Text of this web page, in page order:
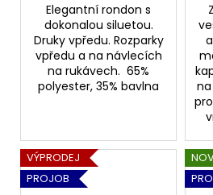
Elegantní rondon s
dokonalou siluetou.
Druky vpředu. Rozparky
vpředu a na návlecích
na rukávech. 65%
polyester, 35% bavlna
VÝPRODEJ
PROJOB